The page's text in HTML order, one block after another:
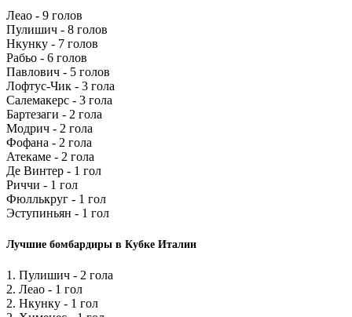
Леао - 9 голов
Пулишич - 8 голов
Нкунку - 7 голов
Рабьо - 6 голов
Павлович - 5 голов
Лофтус-Чик - 3 гола
Салемакерс - 3 гола
Бартезаги - 2 гола
Модрич - 2 гола
Фофана - 2 гола
Атекаме - 2 гола
Де Винтер - 1 гол
Риччи - 1 гол
Фюллькруг - 1 гол
Эступиньян - 1 гол
Лучшие бомбардиры в Кубке Италии
1. Пулишич - 2 гола
2. Леао - 1 гол
2. Нкунку - 1 гол